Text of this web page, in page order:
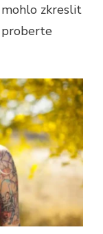
zkreslit
proberte